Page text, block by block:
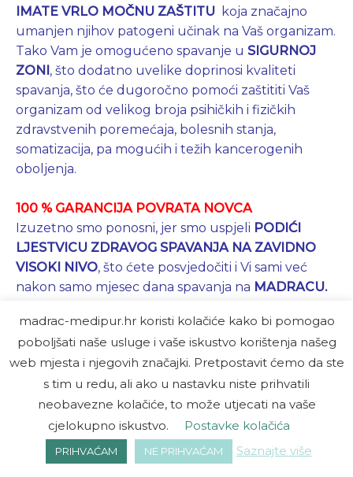
IMATE VRLO MOČNU ZAŠTITU koja značajno
umanjen njihov patogeni učinak na Vaš organizam.
Tako Vam je omogućeno spavanje u SIGURNOJ
ZONI, što dodatno uvelike doprinosi kvaliteti
spavanja, što će dugoročno pomoći zaštititi Vaš
organizam od velikog broja psihičkih i fizičkih
zdravstvenih poremećaja, bolesnih stanja,
somatizacija, pa mogućih i težih kancerogenih
oboljenja.
100 % GARANCIJA POVRATA NOVCA
Izuzetno smo ponosni, jer smo uspjeli PODIĆI
LJESTVICU ZDRAVOG SPAVANJA NA ZAVIDNO
VISOKI NIVO, što ćete posvjedočiti i Vi sami već
nakon samo mjesec dana spavanja na MADRACU.
MADRACI MEDI PUR dodatno oplemenjeni
POZITRONOM PLUS jedinstveni su na tržištu, a uz
sve opisane karakteristike toliko su udobni za
spavanje da uopće nema potrebe biti opterećen sa
potrebom da ga morate prvo isprobati, da bi se
mogli odlučiti za narudžbu.MADRAC JE TOLIKO
UDOBAN DA VEĆ NAKON MJESEC DANA DOISTA
STVARA POZITIVNU OVISNOST SPAVANJA
madrac-medipur.hr koristi kolačiće kako bi pomogao
poboljšati naše usluge i vaše iskustvo korištenja našeg
web mjesta i njegovih značajki. Pretpostavit ćemo da ste
s tim u redu, ali ako u nastavku niste prihvatili
neobavezne kolačiće, to može utjecati na vaše
cjelokupno iskustvo.
Postavke kolačića
PRIHVAĆAM NE PRIHVAĆAM Saznajte više